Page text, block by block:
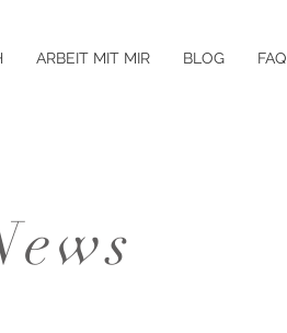
ARBEIT MIT MIR BLOG FAQ